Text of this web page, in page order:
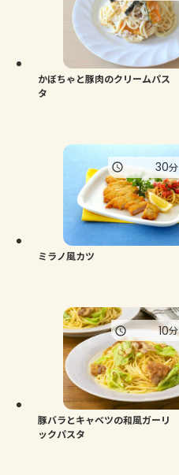
かぼちゃと豚肉のクリームパス
タ
ミラノ風カツ
30分
豚バラとキャベツの和風ガーリ
ックパスタ
10分